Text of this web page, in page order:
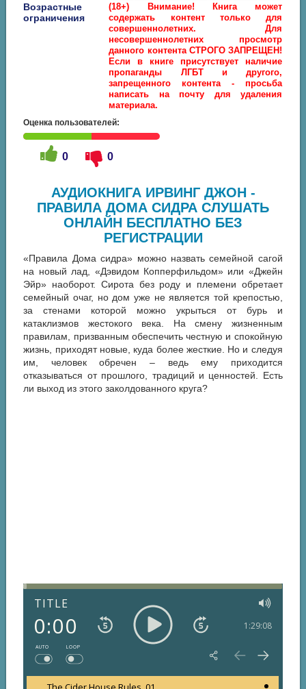
Возрастные
ограничения
(18+) Внимание! Книга может
содержать контент только для
совершеннолетних. Для
несовершеннолетних просмотр
данного контента СТРОГО ЗАПРЕЩЕН!
Если в книге присутствует наличие
пропаганды ЛГБТ и другого,
запрещенного контента - просьба
написать на почту для удаления
материала.
Оценка пользователей:
0 0
АУДИОКНИГА ИРВИНГ ДЖОН -
ПРАВИЛА ДОМА СИДРА СЛУШАТЬ
ОНЛАЙН БЕСПЛАТНО БЕЗ
РЕГИСТРАЦИИ
«Правила Дома сидра» можно назвать семейной сагой
на новый лад, «Дэвидом Копперфильдом» или «Джейн
Эйр» наоборот. Сирота без роду и племени обретает
семейный очаг, но дом уже не является той крепостью,
за стенами которой можно укрыться от бурь и
катаклизмов жестокого века. На смену жизненным
правилам, призванным обеспечить честную и спокойную
жизнь, приходят новые, куда более жесткие. Но и следуя
им, человек обречен – ведь ему приходится
отказываться от прошлого, традиций и ценностей. Есть
ли выход из этого заколдованного круга?
TITLE
0:00 1:29:08
AUTO LOOP